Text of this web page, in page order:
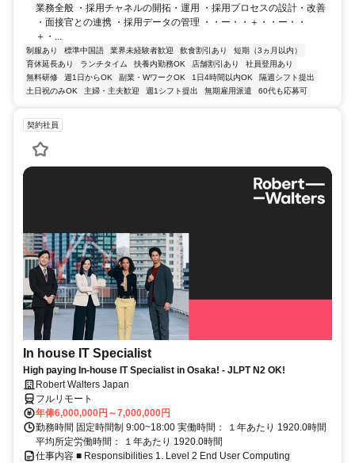
業務全般 ・採用チャネルの開拓・運用 ・採用プロセスの設計・改善
・面接官との連携 ・採用データの管理 ・・ー・・＋・・ー・・
＋・...
制服あり 標準中国語 業界未経験者歓迎 飲食割引あり
短期（3ヵ月以内）
育休延長あり
ランチタイム 扶養内勤務OK 店舗割引あり
社員登用あり
無料研修
週1日からOK 副業・WワークOK 1日4時間以内OK
隔週シフト提出
土日祝のみOK
主婦・主夫歓迎 週1シフト提出 無期雇用派遣 60代も応募可
契約社員
In house IT Specialist
High paying In-house IT Specialist in Osaka! - JLPT N2 OK!
Robert Walters Japan
フルリモート
年俸6,000,000円～7,000,000円
勤務時間 固定時間制 9:00~18:00 実働時間： １年あたり 1920.0時間
平均所定労働時間： １年あたり 1920.0時間
仕事内容 ■ Responsibilities 1. Level 2 End User Computing